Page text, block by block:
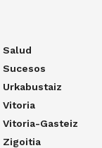
Salud
Sucesos
Urkabustaiz
Vitoria
Vitoria-Gasteiz
Zigoitia